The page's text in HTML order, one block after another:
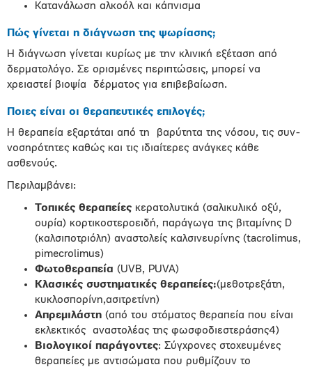
Κατανάλωση αλκοόλ και κάπνισμα
Πώς γίνεται η διάγνωση της ψωρίασης;
Η διάγνωση γίνεται κυρίως με την κλινική εξέταση από
δερματολόγο. Σε ορισμένες περιπτώσεις, μπορεί να
χρειαστεί βιοψία δέρματος για επιβεβαίωση.
Ποιες είναι οι θεραπευτικές επιλογές;
Η θεραπεία εξαρτάται από τη βαρύτητα της νόσου, τις συν-
νοσηρότητες καθώς και τις ιδιαίτερες ανάγκες κάθε
ασθενούς.
Περιλαμβάνει:
Τοπικές θεραπείες κερατολυτικά (σαλικυλικό οξύ,
ουρία) κορτικοστεροειδή, παράγωγα της βιταμίνης D
(καλσιποτριόλη) αναστολείς καλσινευρίνης (tacrolimus,
pimecrolimus)
Φωτοθεραπεία (UVB, PUVA)
Κλασικές συστηματικές θεραπείες:(μεθοτρεξάτη,
κυκλοσπορίνη,ασιτρετίνη)
Απρεμιλάστη (από του στόματος θεραπεία που είναι
εκλεκτικός αναστολέας της φωσφοδιεστεράσης4)
Βιολογικοί παράγοντες: Σύγχρονες στοχευμένες
θεραπείες με αντισώματα που ρυθμίζουν το